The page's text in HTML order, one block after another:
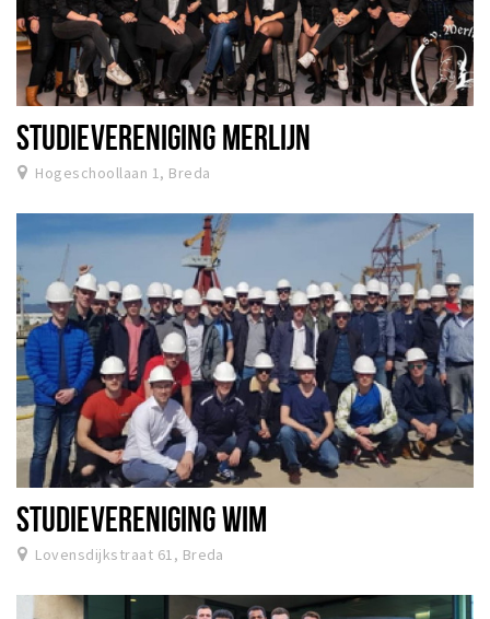
STUDIEVERENIGING MERLIJN
Hogeschoollaan 1, Breda
STUDIEVERENIGING WIM
Lovensdijkstraat 61, Breda